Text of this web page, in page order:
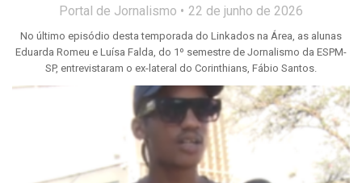
Portal de Jornalismo 22 de junho de 2026
No último episódio desta temporada do Linkados na Área, as alunas
Eduarda Romeu e Luísa Falda, do 1º semestre de Jornalismo da ESPM-
SP, entrevistaram o ex-lateral do Corinthians, Fábio Santos.